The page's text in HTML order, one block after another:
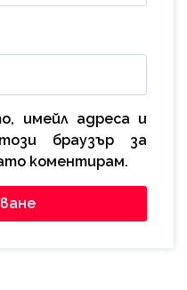
имейл адреса и
браузър за
коментирам.